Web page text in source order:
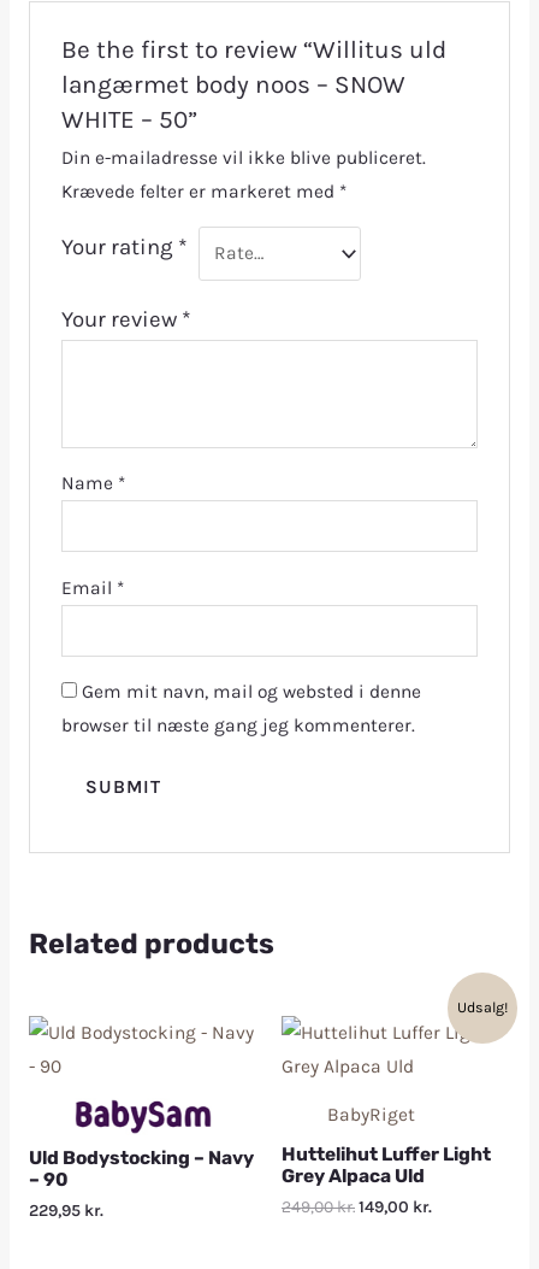
Be the first to review “Willitus uld
langærmet body noos – SNOW
WHITE – 50”
Din e-mailadresse vil ikke blive publiceret.
Krævede felter er markeret med *
Your rating *
Your review *
Name *
Email *
Gem mit navn, mail og websted i denne
browser til næste gang jeg kommenterer.
Related products
Uld Bodystocking – Navy
– 90
229,95 kr.
Udsalg!
BabyRiget
Huttelihut Luffer Light
Grey Alpaca Uld
249,00kr.149,00 kr.